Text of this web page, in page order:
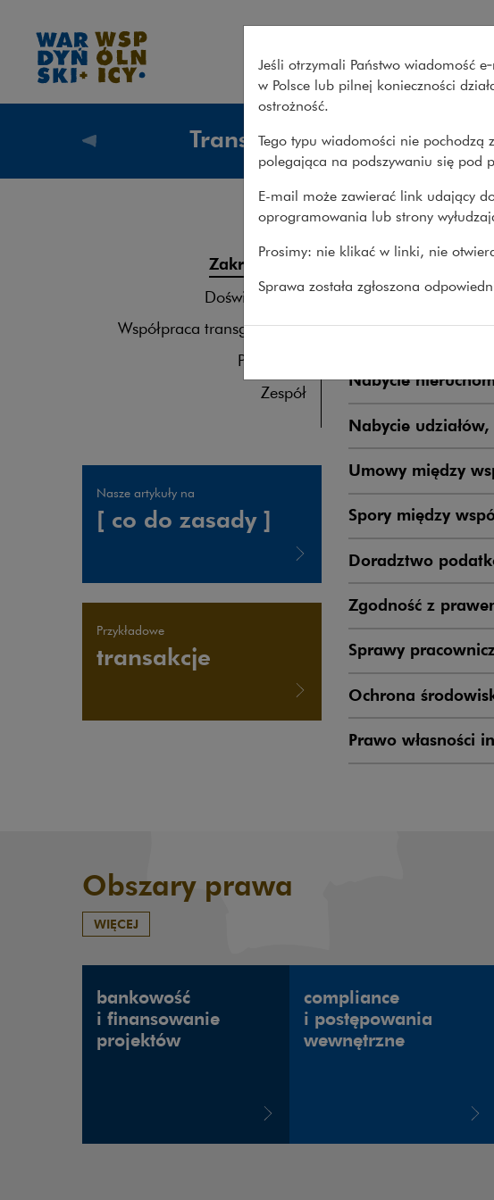
Transakcje
Zakres usług
Doświadczenie
Współpraca transgraniczna
Publikacje
Zespół
Nasze artykuły na
[ co do zasady ]
Przykładowe
transakcje
Co robimy> Obszary
Zakres
Restrukturyzacje
Nabycie
Nabycie
Umowy między
Spory między
Doradztwo
Zgodność z
Sprawy
Ochrona
Prawo własności
Obszary prawa
WIĘCEJ
bankowość
i finansowanie
projektów
compliance
i postępowania
wewnętrzne
Jeśli otrzymali Państwo wiadomość
w Polsce lub pilnej konieczności
ostrożność.
Tego typu wiadomości nie pochodzą
polegająca na podszywaniu się pod
E-mail może zawierać link udający
oprogramowania lub strony
Prosimy: nie klikać w linki, nie
Sprawa została zgłoszona